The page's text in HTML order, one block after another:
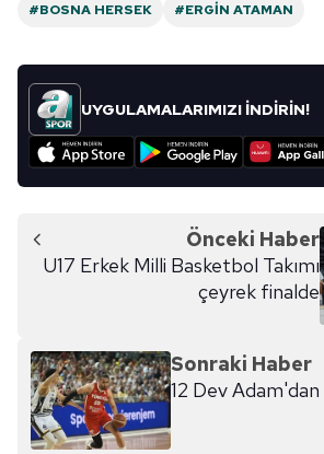
#BOSNA HERSEK
#ERGIN ATAMAN
UYGULAMALARIMIZI İNDİRİN!
Önceki Haber
U17 Erkek Milli Basketbol Takımı
çeyrek finalde
Sonraki Haber
12 Dev